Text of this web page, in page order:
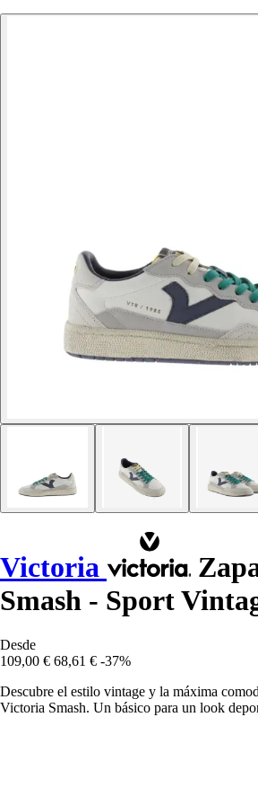
Victoria
Smash - Sport
Desde
109,00 € 68,61 € -37%
Descubre el estilo vintage y la máxima
Victoria Smash. Un básico para un look